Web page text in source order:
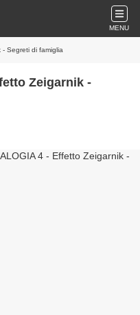
MENU
Segreti di famiglia
Zeigarnik -